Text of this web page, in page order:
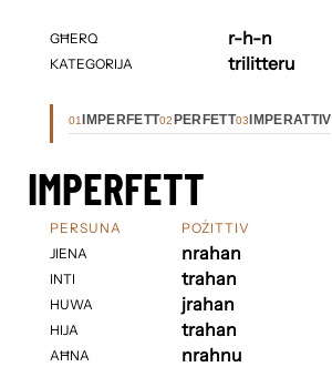
GĦERQ
KATEGORIJA
r-h-n
trilitteru
01 IMPERFETT02 PERFETT03 IMPERATTIV
IMPERFETT
PERSUNA
JIENA
INTI
HUWA
HIJA
AĦNA
POŻITTIV
nrahan
trahan
jrahan
trahan
nrahnu